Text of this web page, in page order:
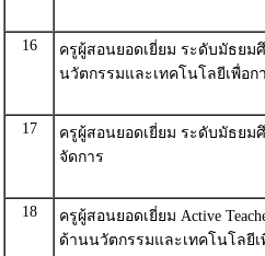
16
ครูผู้สอนยอดเยี่ยม ระดับมัธย
นวัตกรรมและเทคโนโลยีเพื่อก
17
ครูผู้สอนยอดเยี่ยม ระดับมัธย
จัดการ
18
ครูผู้สอนยอดเยี่ยม Active
ด้านนวัตกรรมและเทคโนโลยี